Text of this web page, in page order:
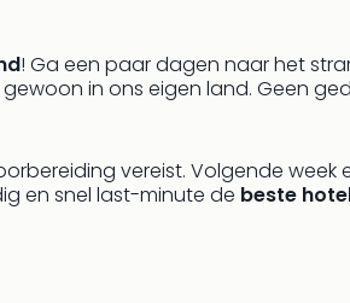
! Ga een paar dagen naar het
in ons eigen land. Geen
vereist. Volgende week
en snel last-minute de beste